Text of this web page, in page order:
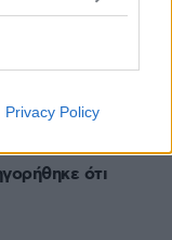
Privacy Policy
στη Χαρτς και
ότι